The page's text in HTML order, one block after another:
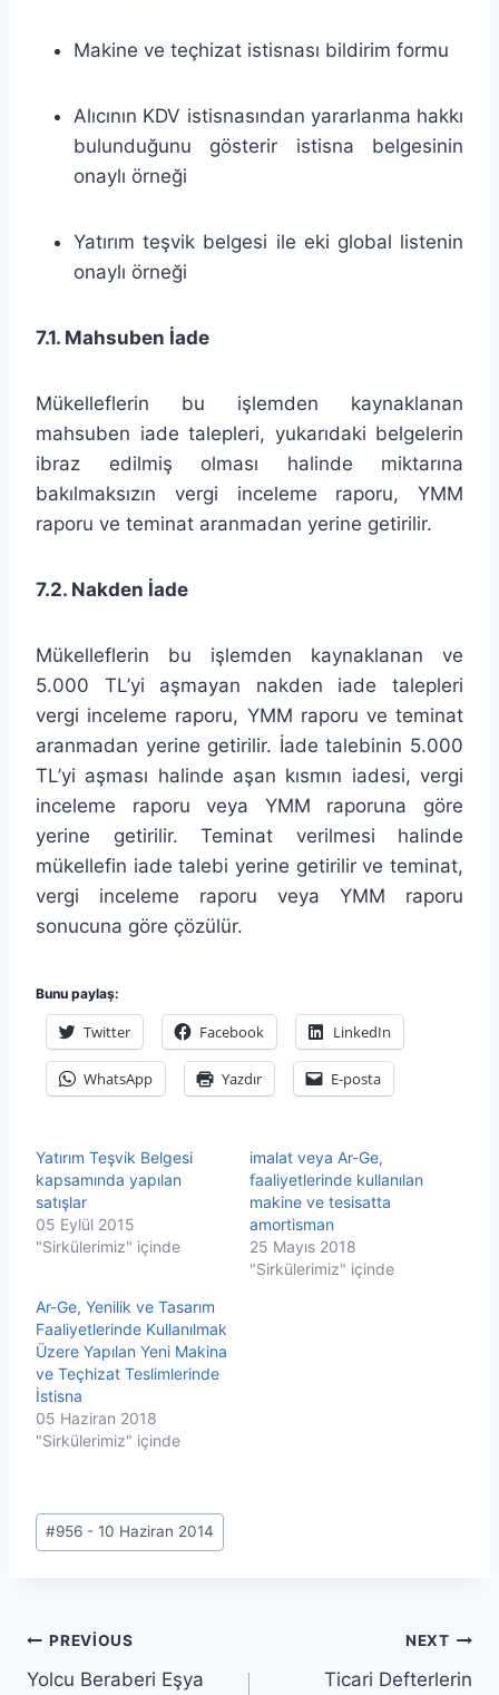
Makine ve teçhizat istisnası bildirim formu
Alıcının KDV istisnasından yararlanma hakkı
bulunduğunu gösterir istisna belgesinin
onaylı örneği
Yatırım teşvik belgesi ile eki global listenin
onaylı örneği
7.1. Mahsuben İade
Mükelleflerin bu işlemden kaynaklanan
mahsuben iade talepleri, yukarıdaki belgelerin
ibraz edilmiş olması halinde miktarına
bakılmaksızın vergi inceleme raporu, YMM
raporu ve teminat aranmadan yerine getirilir.
7.2. Nakden İade
Mükelleflerin bu işlemden kaynaklanan ve
5.000 TL’yi aşmayan nakden iade talepleri
vergi inceleme raporu, YMM raporu ve teminat
aranmadan yerine getirilir. İade talebinin 5.000
TL’yi aşması halinde aşan kısmın iadesi, vergi
inceleme raporu veya YMM raporuna göre
yerine getirilir. Teminat verilmesi halinde
mükellefin iade talebi yerine getirilir ve teminat,
vergi inceleme raporu veya YMM raporu
sonucuna göre çözülür.
Bunu paylaş:
Twitter Facebook LinkedIn
WhatsApp Yazdır E-posta
Yatırım Teşvik Belgesi
kapsamında yapılan
satışlar
05 Eylül 2015
"Sirkülerimiz" içinde
imalat veya Ar-Ge,
faaliyetlerinde kullanılan
makine ve tesisatta
amortisman
25 Mayıs 2018
"Sirkülerimiz" içinde
Ar-Ge, Yenilik ve Tasarım
Faaliyetlerinde Kullanılmak
Üzere Yapılan Yeni Makina
ve Teçhizat Teslimlerinde
İstisna
05 Haziran 2018
"Sirkülerimiz" içinde
Post
Tags:
#956 - 10 Haziran 2014
Yazı
PREVIOUS
Yolcu Beraberi Eşya
NEXT
Ticari Defterlerin